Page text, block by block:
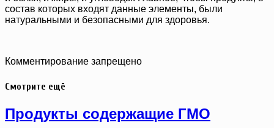
состав которых входят данные элементы, были
натуральными и безопасными для здоровья.
Комментирование запрещено
Смотрите ещё
Продукты содержащие ГМО